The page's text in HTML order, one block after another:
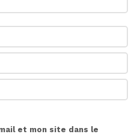
et mon site dans le